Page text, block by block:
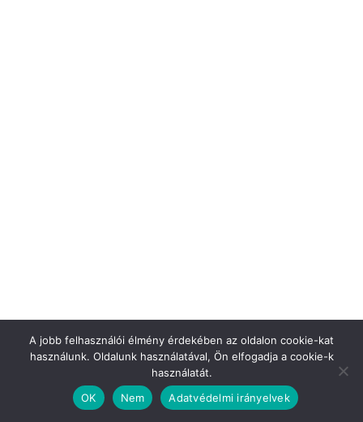
A jobb felhasználói élmény érdekében az oldalon cookie-kat
használunk. Oldalunk használatával, Ön elfogadja a cookie-k
használatát.
OK
Nem Adatvédelmi irányelvek